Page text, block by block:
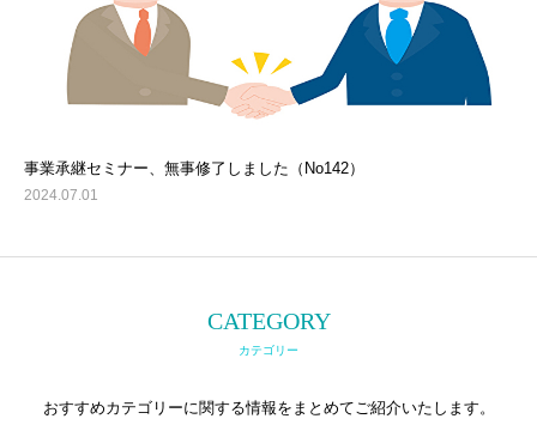
事業承継セミナー、無事修了しました（No142）
2024.07.01
CATEGORY
カテゴリー
おすすめカテゴリーに関する情報をまとめてご紹介いたします。